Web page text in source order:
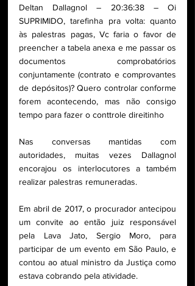
Deltan Dallagnol – 20:36:38 – Oi
SUPRIMIDO, tarefinha pra volta: quanto
às palestras pagas, Vc faria o favor de
preencher a tabela anexa e me passar os
documentos comprobatórios
conjuntamente (contrato e comprovantes
de depósitos)? Quero controlar conforme
forem acontecendo, mas não consigo
tempo para fazer o conttrole direitinho
Nas conversas mantidas com
autoridades, muitas vezes Dallagnol
encorajou os interlocutores a também
realizar palestras remuneradas.
Em abril de 2017, o procurador antecipou
um convite ao então juiz responsável
pela Lava Jato, Sergio Moro, para
participar de um evento em São Paulo, e
contou ao atual ministro da Justiça como
estava cobrando pela atividade.